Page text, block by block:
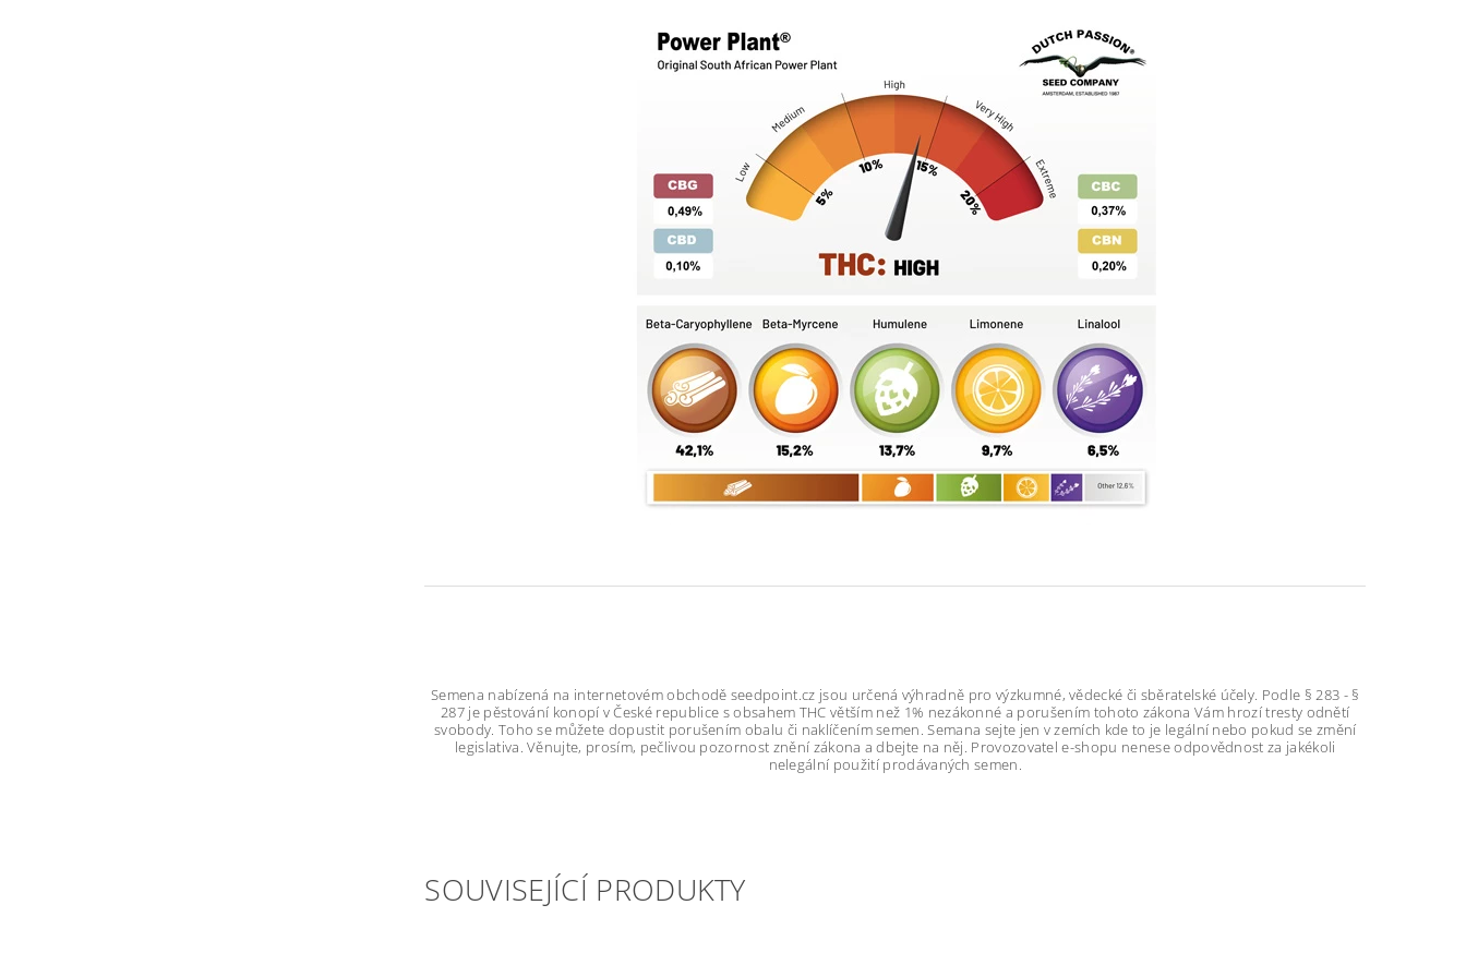
Semena nabízená na internetovém obchodě seedpoint.cz jsou určená výhradně pro výzkumné, vědecké či sběratelské účely. Podle § 283 - §
287 je pěstování konopí v České republice s obsahem THC větším než 1% nezákonné a porušením tohoto zákona Vám hrozí tresty odnětí
svobody. Toho se můžete dopustit porušením obalu či naklíčením semen. Semana sejte jen v zemích kde to je legální nebo pokud se změní
legislativa. Věnujte, prosím, pečlivou pozornost znění zákona a dbejte na něj. Provozovatel e-shopu nenese odpovědnost za jakékoli
nelegální použití prodávaných semen.
SOUVISEJÍCÍ PRODUKTY